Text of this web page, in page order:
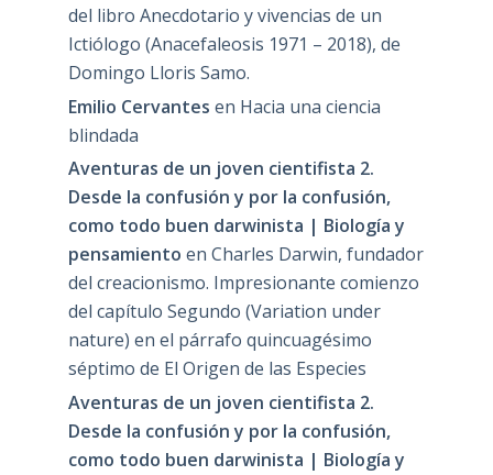
del libro Anecdotario y vivencias de un
Ictiólogo (Anacefaleosis 1971 – 2018), de
Domingo Lloris Samo.
Emilio Cervantes en Hacia una ciencia
blindada
Aventuras de un joven cientifista 2.
Desde la confusión y por la confusión,
como todo buen darwinista | Biología y
pensamiento en Charles Darwin, fundador
del creacionismo. Impresionante comienzo
del capítulo Segundo (Variation under
nature) en el párrafo quincuagésimo
séptimo de El Origen de las Especies
Aventuras de un joven cientifista 2.
Desde la confusión y por la confusión,
como todo buen darwinista | Biología y